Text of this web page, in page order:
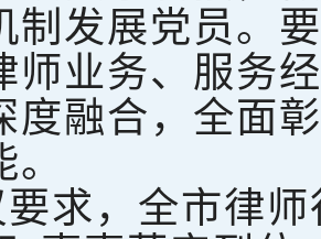
制发展党员。
师业务、服务
度融合，全面
求，全市律